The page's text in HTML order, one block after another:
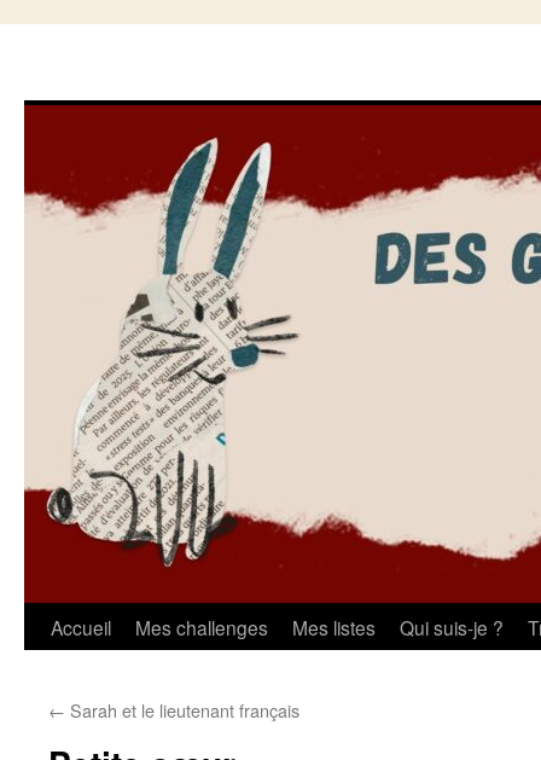
Aller
contenu
Accueil Mes challenges Mes listes Qui suis-je ?
← Sarah et le lieutenant français